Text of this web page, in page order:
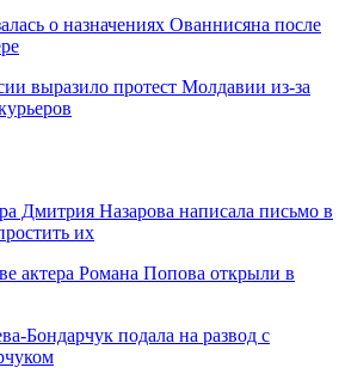
о назначениях Ованнисяна после
выразило протест Молдавии из-за
Дмитрия Назарова написала письмо в
их
актера Романа Попова открыли в
Бондарчук подала на развод с